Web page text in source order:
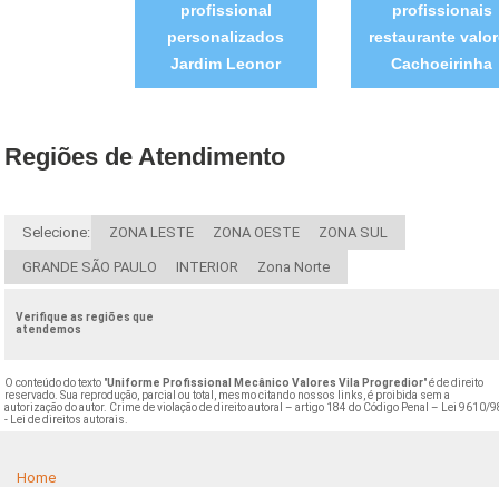
profissional
personalizados
Jardim Leonor
profissionais
restaurante
Cachoeirinha
Regiões de Atendimento
Selecione: ZONA LESTE ZONA OESTE ZONA SUL
GRANDE SÃO PAULO INTERIOR Zona Norte
Verifique as regiões que
atendemos
O conteúdo do texto "Uniforme Profissional Mecânico Valores Vila Progredior" é de direito
reservado. Sua reprodução, parcial ou total, mesmo citando nossos links, é proibida sem a
autorização do autor. Crime de violação de direito autoral – artigo 184 do Código Penal –
Lei 9610/
- Lei de direitos autorais
Home